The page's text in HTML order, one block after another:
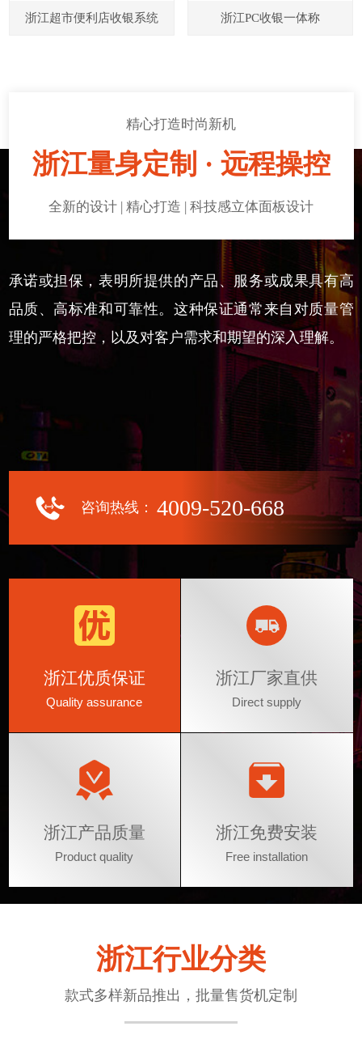
浙江超市便利店收银系统 浙江PC收银一体称
精心打造时尚新机
浙江量身定制 · 远程操控
全新的设计 | 精心打造 | 科技感立体面板设计
承诺或担保，表明所提供的产品、服务或成果具有高
品质、高标准和可靠性。这种保证通常来自对质量管
理的严格把控，以及对客户需求和期望的深入理解。
咨询热线： 4009-520-668
浙江优质保证
Quality assurance
浙江厂家直供
Direct supply
浙江产品质量
Product quality
浙江免费安装
Free installation
浙江行业分类
款式多样新品推出，批量售货机定制